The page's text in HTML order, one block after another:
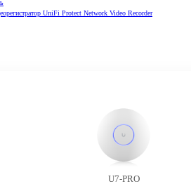
UniFi Protect Network Video Recorder
U7-PRO